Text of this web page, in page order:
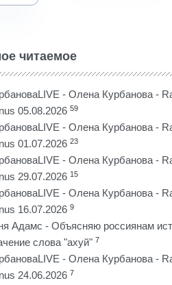
читаемое
- Олена Курбанова -
05.08.2026 59
- Олена Курбанова -
01.07.2026 23
- Олена Курбанова -
29.07.2026 15
- Олена Курбанова -
16.07.2026 9
Адамс - Объясняю россиянам
слова "ахуй" 7
- Олена Курбанова -
24.06.2026 7